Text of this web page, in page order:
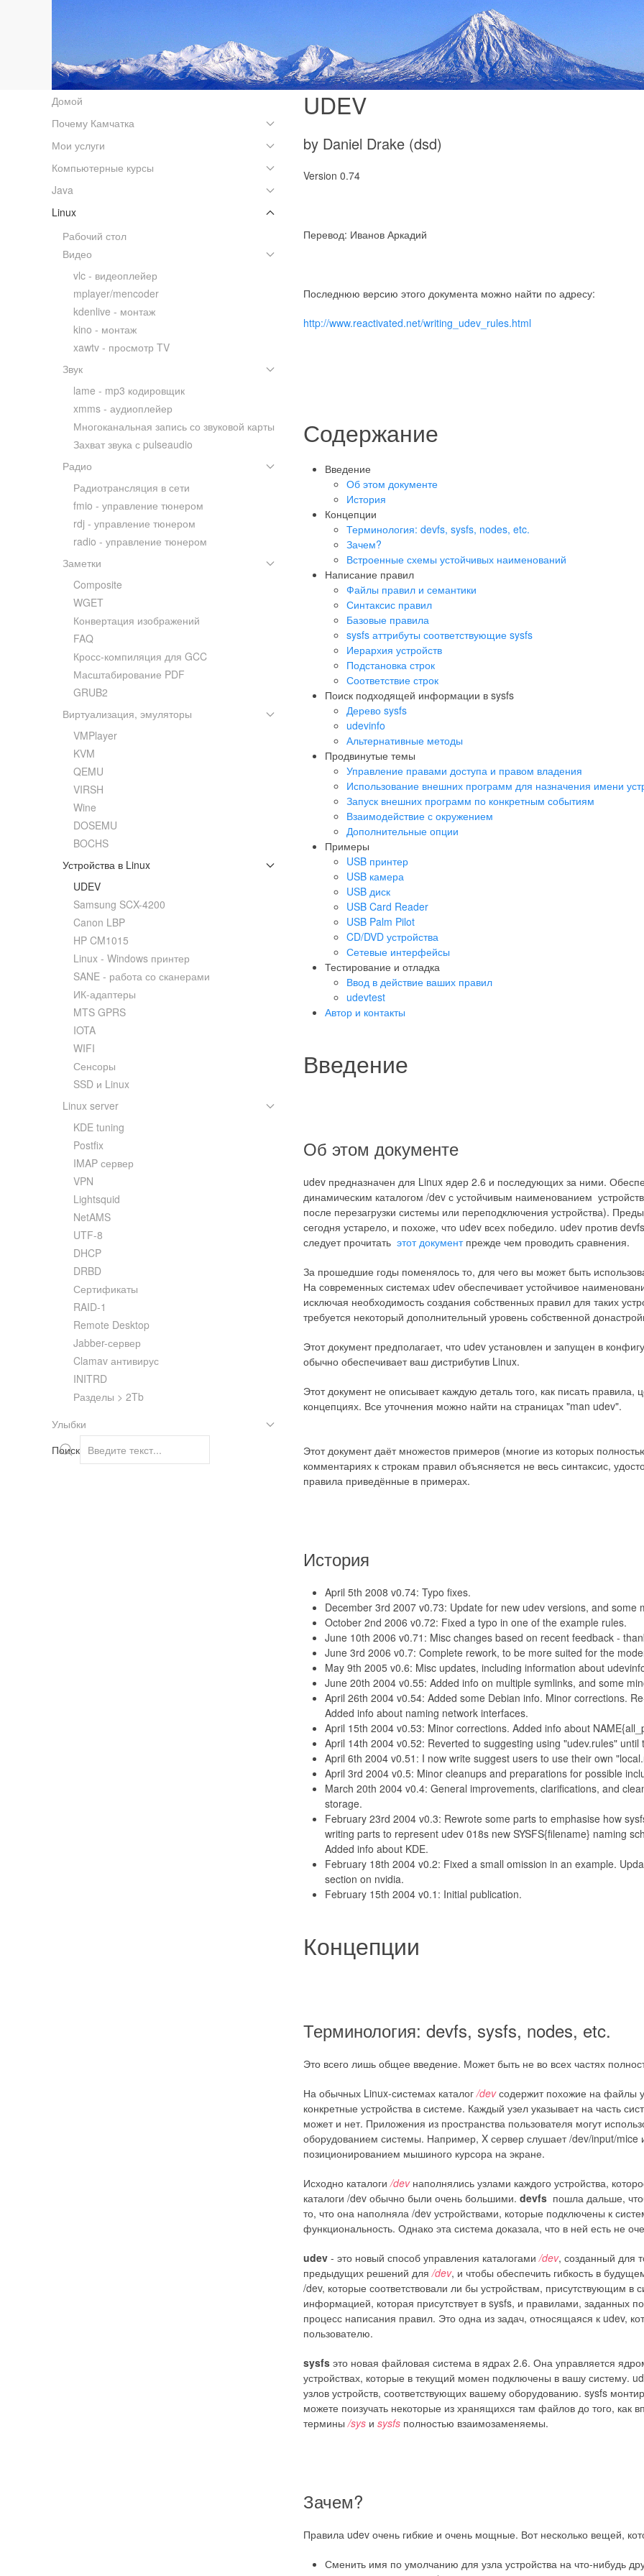
UDEV
by Daniel Drake (dsd)
Version 0.74
Перевод: Иванов Аркадий
Последнюю версию этого документа можно найти по адресу:
http://www.reactivated.net/writing_udev_rules.html
Содержание
Введение
Об этом документе
История
Концепции
Терминология: devfs, sysfs, nodes, etc.
Зачем?
Встроенные схемы устойчивых наименований
Написание правил
Файлы правил и семантики
Синтаксис правил
Базовые правила
sysfs аттрибуты соответствующие sysfs
Иерархия устройств
Подстановка строк
Соответствие строк
Поиск подходящей информации в sysfs
Дерево sysfs
udevinfo
Альтернативные методы
Продвинутые темы
Управление правами доступа и правом владения
Использование внешних программ для назначения имени
Запуск внешних программ по конкретным событиям
Взаимодействие с окружением
Дополнительные опции
Примеры
USB принтер
USB камера
USB диск
USB Card Reader
USB Palm Pilot
CD/DVD устройства
Сетевые интерфейсы
Тестирование и отладка
Ввод в действие ваших правил
udevtest
Автор и контакты
Введение
Об этом документе
udev предназначен для Linux ядер 2.6 и последующих за ними.
динамическим каталогом /dev с устойчивым наименованием
после перезагрузки системы или переподключения устройства).
сегодня устарело, и похоже, что udev всех победило. udev против
следует прочитать этот документпрежде чем проводить сравнения.
За прошедшие годы поменялось то, для чего вы может быть
На современных системах udev обеспечивает устойчивое
исключая необходимость создания собственных правил для таких
требуется некоторый дополнительный уровень собственной
Этот документ предполагает, что udev установлен и запущен в
обычно обеспечивает ваш дистрибутив Linux.
Этот документ не описывает каждую деталь того, как писать
концепциях. Все уточнения можно найти на страницах "man udev".
Этот документ даёт множестов примеров (многие из которых
комментариях к строкам правил объясняется не весь синтаксис,
правила приведённые в примерах.
История
April 5th 2008 v0.74: Typo fixes.
December 3rd 2007 v0.73: Update for new udev versions, and some
October 2nd 2006 v0.72: Fixed a typo in one of the example rules.
June 10th 2006 v0.71: Misc changes based on recent feedback -
June 3rd 2006 v0.7: Complete rework, to be more suited for the
May 9th 2005 v0.6: Misc updates, including information about
June 20th 2004 v0.55: Added info on multiple symlinks, and some
April 26th 2004 v0.54: Added some Debian info. Minor corrections.
Added info about naming network interfaces.
April 15th 2004 v0.53: Minor corrections. Added info about
April 14th 2004 v0.52: Reverted to suggesting using "udev.rules"
April 6th 2004 v0.51: I now write suggest users to use their own
April 3rd 2004 v0.5: Minor cleanups and preparations for possible
March 20th 2004 v0.4: General improvements, clarifications, and
storage.
February 23rd 2004 v0.3: Rewrote some parts to emphasise how
writing parts to represent udev 018s new SYSFS{filename} naming
Added info about KDE.
February 18th 2004 v0.2: Fixed a small omission in an example.
section on nvidia.
February 15th 2004 v0.1: Initial publication.
Концепции
Терминология: devfs, sysfs, nodes, etc.
Это всего лишь общее введение. Может быть не во всех частях
На обычных Linux-системах каталог/devсодержит похожие на файлы
конкретные устройства в системе. Каждый узел указывает на часть
может и нет. Приложения из пространства пользователя могут
оборудованием системы. Например, X сервер слушает /dev/input/
позиционированием мышиного курсора на экране.
Исходно каталоги/devнаполнялись узлами каждого устройства,
каталоги /dev обычно были очень большими. devfs пошла дальше,
то, что она наполняла /dev устройствами, которые подключены к
функциональность. Однако эта система доказала, что в ней есть не
udev - это новый способ управления каталогами/dev, созданный для
предыдущих решений для/dev, и чтобы обеспечить гибкость в
/dev, которые соответствовали ли бы устройствам, присутствующим в
информацией, которая присутствует в sysfs, и правилами, заданных
процесс написания правил. Это одна из задач, относящаяся к udev,
пользователю.
sysfs это новая файловая система в ядрах 2.6. Она управляется
устройствах, которые в текущий момен подключены в вашу систему.
узлов устройств, соответствующих вашему оборудованию. sysfs
можете поизучать некоторые из хранящихся там файлов до того, как
термины/sys и sysfs полностью взаимозаменяемы.
Зачем?
Правила udev очень гибкие и очень мощные. Вот несколько вещей,
Сменить имя по умолчанию для узла устройства на что-нибудь
Домой
Почему Камчатка
Мои услуги
Компьютерные курсы
Java
Linux
Рабочий стол
Видео
vlc - видеоплейер
mplayer/mencoder
kdenlive - монтаж
kino - монтаж
xawtv - просмотр TV
Звук
lame - mp3 кодировщик
xmms - аудиоплейер
Многоканальная запись со звуковой карты
Захват звука с pulseaudio
Радио
Радиотрансляция в сети
fmio - управление тюнером
rdj - управление тюнером
radio - управление тюнером
Заметки
Composite
WGET
Конвертация изображений
FAQ
Кросс-компиляция для GCC
Масштабирование PDF
GRUB2
Виртуализация, эмуляторы
VMPlayer
KVM
QEMU
VIRSH
Wine
DOSEMU
BOCHS
Устройства в Linux
UDEV
Samsung SCX-4200
Canon LBP
HP CM1015
Linux - Windows принтер
SANE - работа со сканерами
ИК-адаптеры
MTS GPRS
IOTA
WIFI
Сенсоры
SSD и Linux
Linux server
KDE tuning
Postfix
IMAP сервер
VPN
Lightsquid
NetAMS
UTF-8
DHCP
DRBD
Сертификаты
RAID-1
Remote Desktop
Jabber-сервер
Clamav антивирус
INITRD
Разделы > 2Tb
Улыбки
Поиск